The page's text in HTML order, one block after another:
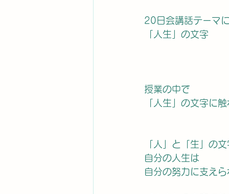
20日会講話テーマ
「人生」の文字
授業の中で
「人生」の文字に
「人」と「生」の
自分の人生は
自分の努力に支え